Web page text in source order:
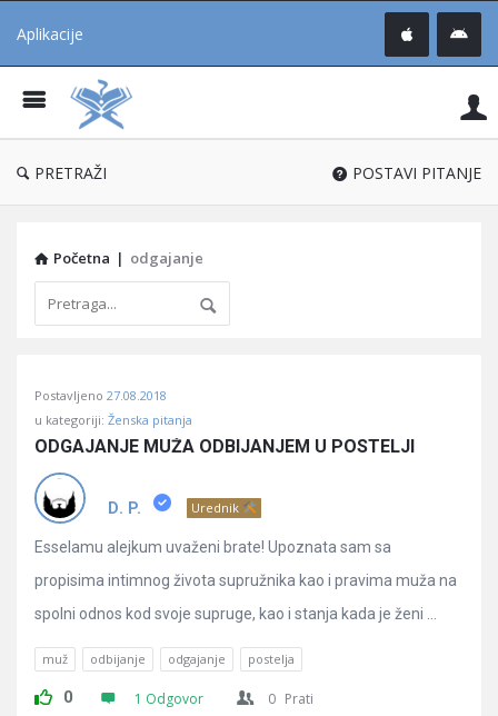
Aplikacije
®
PRETRAŽI POSTAVI PITANJE
Početna | odgajanje
Učene
Latest
Pitanja
Postavljeno 27.08.2018
u kategoriji: Ženska pitanja
ODGAJANJE MUŽA ODBIJANJEM U POSTELJI
D. P. Urednik
Esselamu alejkum uvaženi brate! Upoznata sam sa
propisima intimnog života supružnika kao i pravima muža na
spolni odnos kod svoje supruge, kao i stanja kada je ženi ...
muž odbijanje odgajanje postelja
0 1 Odgovor 0 Prati